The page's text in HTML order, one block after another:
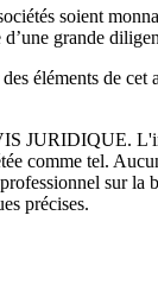
soient
grande
éléments de
JURIDIQUE.
comme tel.
sur
précises.